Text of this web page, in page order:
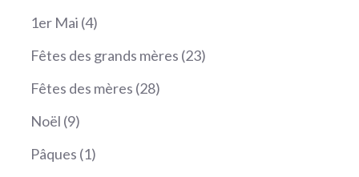
1er Mai 44
produits
Fêtes des grands mères 2323
Fêtes des mères 2828
Noël 99
produits
Pâques 11